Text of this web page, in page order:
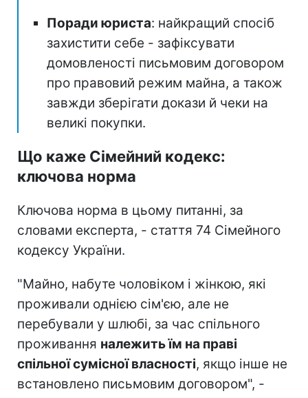
Поради юриста: найкращий спосіб
захистити себе - зафіксувати
домовленості письмовим договором
про правовий режим майна, а також
завжди зберігати докази й чеки на
великі покупки.
Що каже Сімейний кодекс:
ключова норма
Ключова норма в цьому питанні, за
словами експерта, - стаття 74 Сімейного
кодексу України.
"Майно, набуте чоловіком і жінкою, які
проживали однією сім'єю, але не
перебували у шлюбі, за час спільного
проживання належить їм на праві
спільної сумісної власності, якщо інше не
встановлено письмовим договором", -